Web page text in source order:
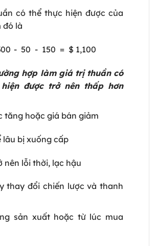
có thể thực hiện được của
đó là
- 50 - 150 = $ 1,100
hợp làm giá trị thuần có
được trở nên thấp hơn
tăng hoặc giá bán giảm
lâu bị xuống cấp
nên lỗi thời, lạc hậu
thay đổi chiến lược và thanh
sản xuất hoặc từ lúc mua